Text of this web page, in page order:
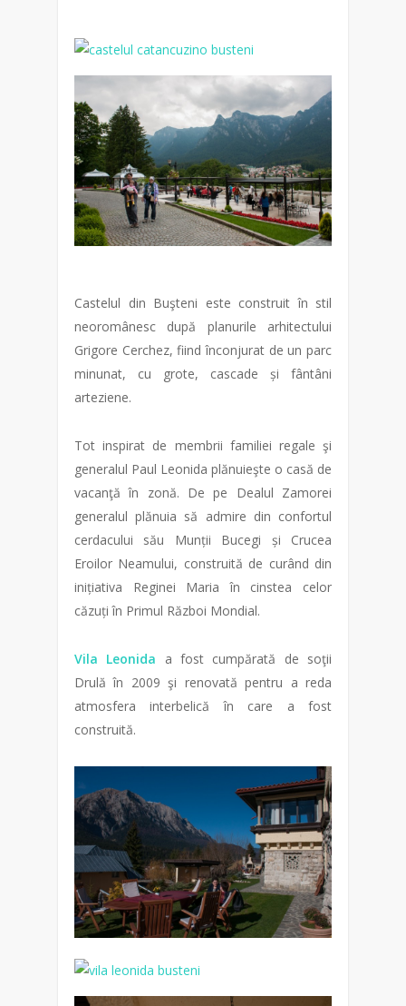
Castelul din Buşteni este construit în stil
neoromânesc după planurile arhitectului
Grigore Cerchez, fiind înconjurat de un parc
minunat, cu grote, cascade și fântâni
arteziene.
Tot inspirat de membrii familiei regale şi
generalul Paul Leonida plănuieşte o casă de
vacanţă în zonă. De pe Dealul Zamorei
generalul plănuia să admire din confortul
cerdacului său Munții Bucegi și Crucea
Eroilor Neamului, construită de curând din
inițiativa Reginei Maria în cinstea celor
căzuți în Primul Război Mondial.
Vila Leonida a fost cumpărată de soţii
Drulă în 2009 şi renovată pentru a reda
atmosfera interbelică în care a fost
construită.